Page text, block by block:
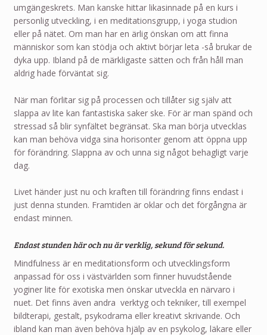
umgängeskrets. Man kanske hittar likasinnade på en kurs i
personlig utveckling, i en meditationsgrupp, i yoga studion
eller på nätet. Om man har en ärlig önskan om att finna
människor som kan stödja och aktivt börjar leta -så brukar de
dyka upp. Ibland på de märkligaste sätten och från håll man
aldrig hade förväntat sig.
När man förlitar sig på processen och tillåter sig själv att
slappa av lite kan fantastiska saker ske. För är man spänd och
stressad så blir synfältet begränsat. Ska man börja utvecklas
kan man behöva vidga sina horisonter genom att öppna upp
för förändring. Slappna av och unna sig något behagligt varje
dag.
Livet händer just nu och kraften till förändring finns endast i
just denna stunden. Framtiden är oklar och det förgångna är
endast minnen.
Endast stunden här och nu är verklig, sekund för sekund.
Mindfulness är en meditationsform och utvecklingsform
anpassad för oss i västvärlden som finner huvudstående
yoginer lite för exotiska men önskar utveckla en närvaro i
nuet. Det finns även andra verktyg och tekniker, till exempel
bildterapi, gestalt, psykodrama eller kreativt skrivande. Och
ibland kan man även behöva hjälp av en psykolog, läkare eller